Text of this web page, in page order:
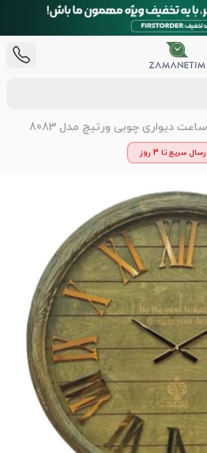
ساعت دیواری چوبی ورتیچ مدل 8083